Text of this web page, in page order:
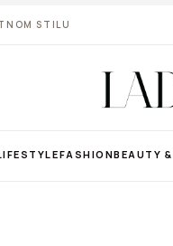
STILU
FASHIONBEAUTY